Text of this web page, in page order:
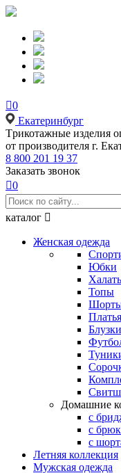
0
Екатеринбург
Tрикотажные изделия
от производителя г.
8 800 201 19 37
Заказать звонок
0
каталог 
Женская одежда
Юбки
Топы
Платья
Домашние
с
с
с
Летняя коллекция
Мужская одежда